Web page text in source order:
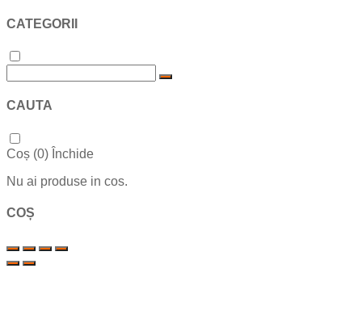
CATEGORII
CAUTA
Coș (0) Închide
Nu ai produse in cos.
COȘ